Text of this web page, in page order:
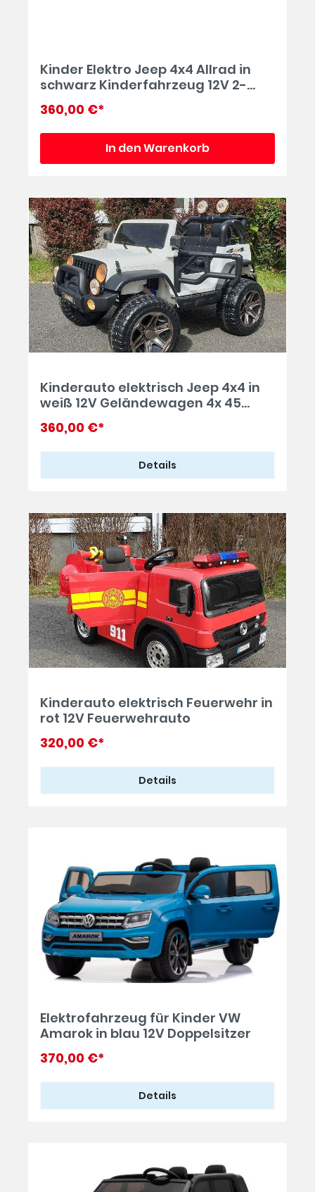
Kinder Elektro Jeep 4x4 Allrad in
schwarz Kinderfahrzeug 12V 2-
Sitzer
360,00 €*
In den Warenkorb
Kinderauto elektrisch Jeep 4x4 in
weiß 12V Geländewagen 4x 45
Watt
360,00 €*
Details
Kinderauto elektrisch Feuerwehr in
rot 12V Feuerwehrauto
320,00 €*
Details
Elektrofahrzeug für Kinder VW
Amarok in blau 12V Doppelsitzer
370,00 €*
Details